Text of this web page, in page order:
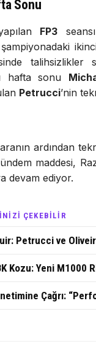
Sonu
FP3
şampiyonadaki
talihsizlikler
hafta sonu
Petrucci’nin
ardından
maddesi,
devam ediyor.
ÇEKEBİLİR
Petrucci ve
Kozu: Yeni M1000
Çağrı: